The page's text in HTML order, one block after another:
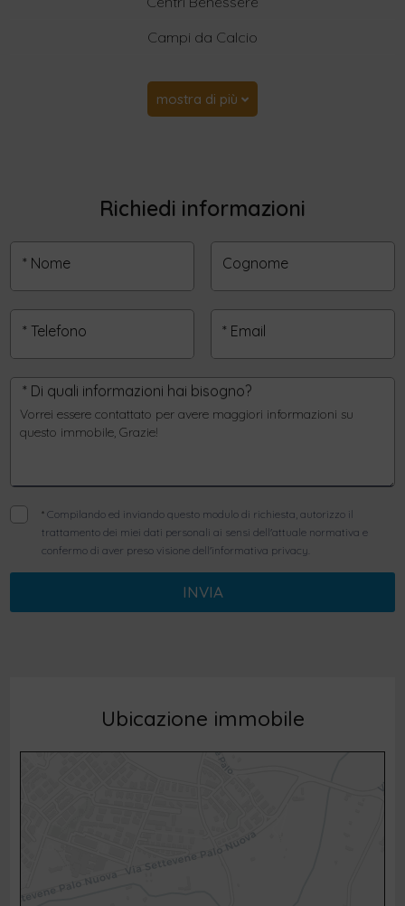
Campi da Calcio
mostra di più
Richiedi informazioni
* Nome Cognome
* Telefono * Email
* Di quali informazioni hai bisogno?
*Compilando ed inviando questo modulo di richiesta, autorizzo il
trattamento dei miei dati personali ai sensi dell'attuale normativa e
confermo di aver preso visione dell'informativa privacy.
INVIA
Ubicazione immobile